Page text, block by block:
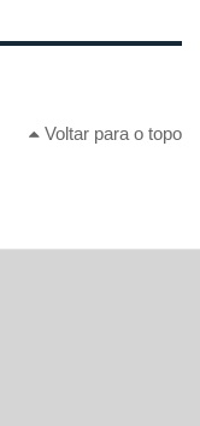
Voltar para o topo